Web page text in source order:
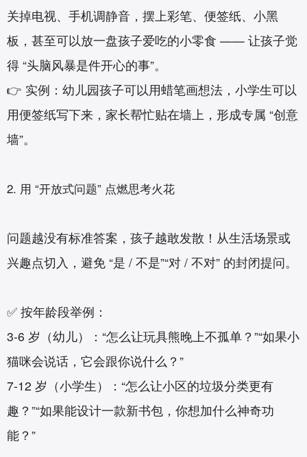
关掉电视、手机调静音，摆上彩笔、便签纸、小黑
板，甚至可以放一盘孩子爱吃的小零食 —— 让孩子觉
得 “头脑风暴是件开心的事”。
👉 实例：幼儿园孩子可以用蜡笔画想法，小学生可以
用便签纸写下来，家长帮忙贴在墙上，形成专属 “创意
墙”。
2. 用 “开放式问题” 点燃思考火花‌
问题越没有标准答案，孩子越敢发散！从生活场景或
兴趣点切入，避免 “是 / 不是”“对 / 不对” 的封闭提问。
✅ 按年龄段举例：
3-6 岁（幼儿）：“怎么让玩具熊晚上不孤单？”“如果小
猫咪会说话，它会跟你说什么？”
7-12 岁（小学生）：“怎么让小区的垃圾分类更有
趣？”“如果能设计一款新书包，你想加什么神奇功
能？”